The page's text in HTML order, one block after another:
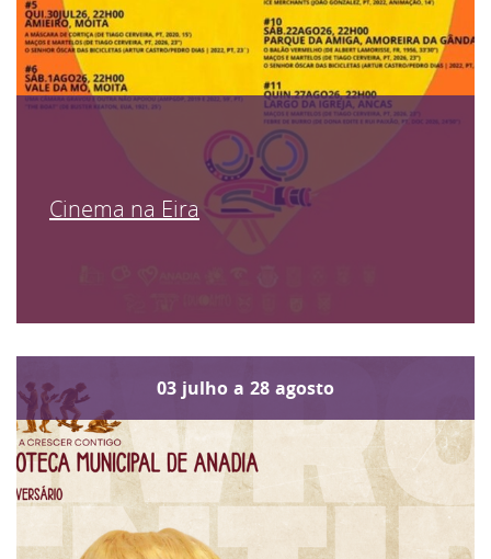
Cinema na Eira
03 julho a 28 agosto